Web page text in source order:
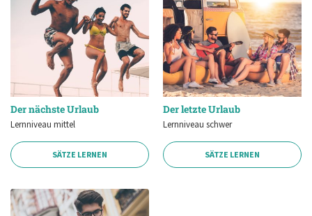
Der nächste Urlaub
Lernniveau mittel
SÄTZE LERNEN
Der letzte Urlaub
Lernniveau schwer
SÄTZE LERNEN